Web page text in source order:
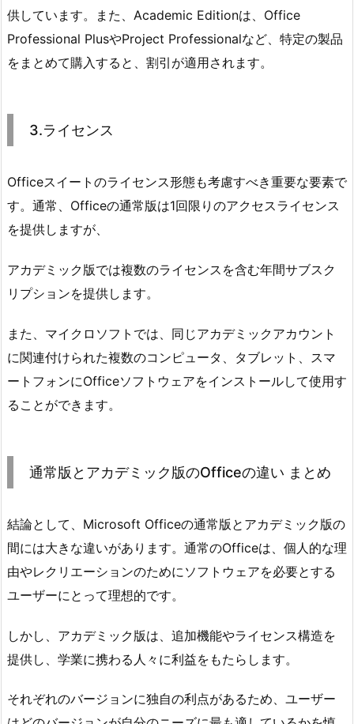
供しています。また、Academic Editionは、Office
Professional PlusやProject Professionalなど、特定の製品
をまとめて購入すると、割引が適用されます。
3.ライセンス
Officeスイートのライセンス形態も考慮すべき重要な要素で
す。通常、Officeの通常版は1回限りのアクセスライセンス
を提供しますが、
アカデミック版では複数のライセンスを含む年間サブスク
リプションを提供します。
また、マイクロソフトでは、同じアカデミックアカウント
に関連付けられた複数のコンピュータ、タブレット、スマ
ートフォンにOfficeソフトウェアをインストールして使用す
ることができます。
通常版とアカデミック版のOfficeの違い まとめ
結論として、Microsoft Officeの通常版とアカデミック版の
間には大きな違いがあります。通常のOfficeは、個人的な理
由やレクリエーションのためにソフトウェアを必要とする
ユーザーにとって理想的です。
しかし、アカデミック版は、追加機能やライセンス構造を
提供し、学業に携わる人々に利益をもたらします。
それぞれのバージョンに独自の利点があるため、ユーザー